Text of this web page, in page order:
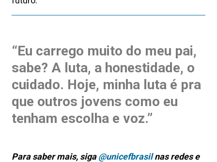
“Eu carrego muito do meu pai,
sabe? A luta, a honestidade, o
cuidado. Hoje, minha luta é pra
que outros jovens como eu
tenham escolha e voz.”
Para saber mais, siga@unicefbrasilnas redes e